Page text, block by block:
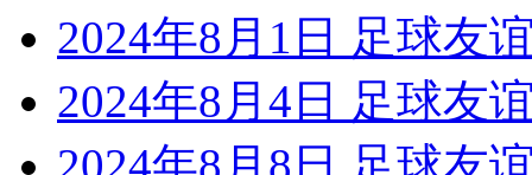
2024年8月1日 足球友
2024年8月4日 足球友
2024年8月8日 足球友